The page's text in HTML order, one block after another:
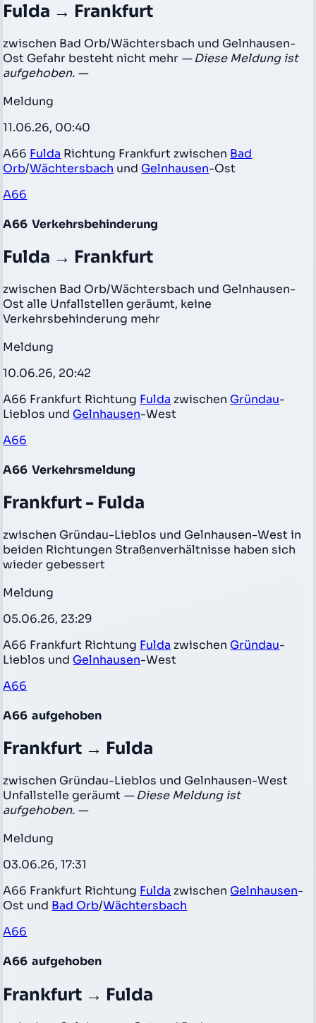
Fulda → Frankfurt
zwischen Bad Orb/Wächtersbach und Gelnhausen-
Ost Gefahr besteht nicht mehr — Diese Meldung ist
aufgehoben. —
Meldung
11.06.26, 00:40
A66 Fulda Richtung Frankfurt zwischen Bad
Orb/Wächtersbach und Gelnhausen-Ost
A66
A66 Verkehrsbehinderung
Fulda → Frankfurt
zwischen Bad Orb/Wächtersbach und Gelnhausen-
Ost alle Unfallstellen geräumt, keine
Verkehrsbehinderung mehr
Meldung
10.06.26, 20:42
A66 Frankfurt Richtung Fulda zwischen Gründau-
Lieblos und Gelnhausen-West
A66
A66 Verkehrsmeldung
Frankfurt - Fulda
zwischen Gründau-Lieblos und Gelnhausen-West in
beiden Richtungen Straßenverhältnisse haben sich
wieder gebessert
Meldung
05.06.26, 23:29
A66 Frankfurt Richtung Fulda zwischen Gründau-
Lieblos und Gelnhausen-West
A66
A66 aufgehoben
Frankfurt → Fulda
zwischen Gründau-Lieblos und Gelnhausen-West
Unfallstelle geräumt — Diese Meldung ist
aufgehoben. —
Meldung
03.06.26, 17:31
A66 Frankfurt Richtung Fulda zwischen Gelnhausen-
Ost und Bad Orb/Wächtersbach
A66
A66 aufgehoben
Frankfurt → Fulda